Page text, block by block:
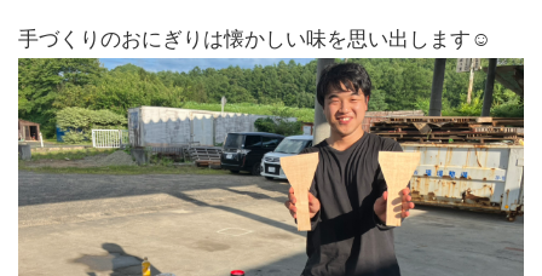
手づくりのおにぎりは懐かしい味を思い出します☺